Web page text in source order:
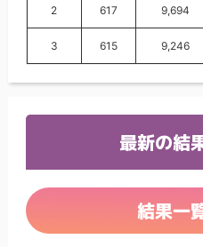
2 617 9,694
3 615 9,246
最新の結
結果一